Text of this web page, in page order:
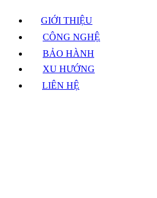
GIỚI THIỆU
CÔNG NGHỆ
BẢO HÀNH
XU HƯỚNG
LIÊN HỆ